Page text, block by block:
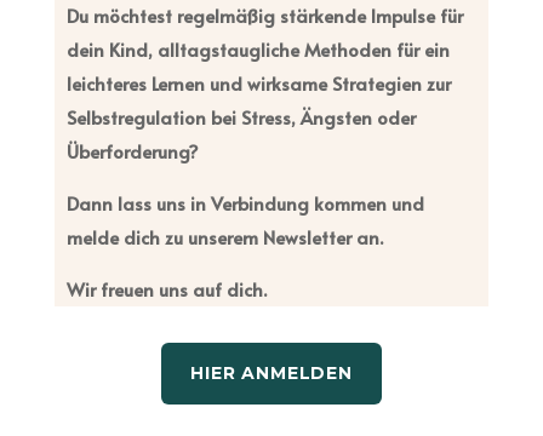
Du möchtest regelmäßig stärkende Impulse für
dein Kind, alltagstaugliche Methoden für ein
leichteres Lernen und wirksame Strategien zur
Selbstregulation bei Stress, Ängsten oder
Überforderung?
Dann lass uns in Verbindung kommen und
melde dich zu unserem Newsletter an.
Wir freuen uns auf dich.
HIER ANMELDEN